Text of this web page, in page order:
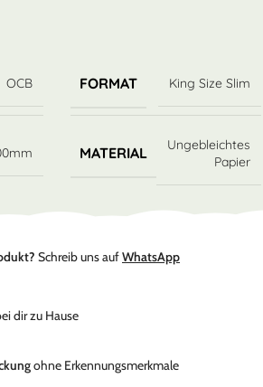
OCB FORMAT King Size Slim
MATERIAL
Ungebleichtes
Papier
Schreib uns aufWhatsApp
dir zu Hause
ohne Erkennungsmerkmale